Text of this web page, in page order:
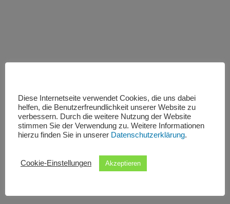
Diese Internetseite verwendet Cookies, die uns dabei
helfen, die Benutzerfreundlichkeit unserer Website zu
verbessern. Durch die weitere Nutzung der Website
stimmen Sie der Verwendung zu. Weitere Informationen
hierzu finden Sie in unserer Datenschutzerklärung.
Cookie-Einstellungen Akzeptieren